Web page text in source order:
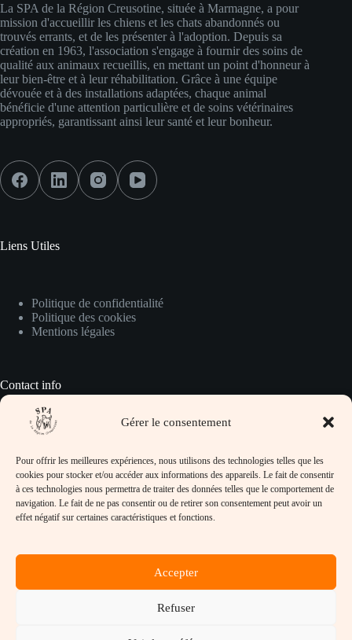
Gérer le consentement
Pour offrir les meilleures expériences, nous utilisons des technologies telles que les
cookies pour stocker et/ou accéder aux informations des appareils. Le fait de consentir
à ces technologies nous permettra de traiter des données telles que le comportement de
navigation. Le fait de ne pas consentir ou de retirer son consentement peut avoir un
effet négatif sur certaines caractéristiques et fonctions.
Accepter
Refuser
La SPA de la Région Creusotine, située à Marmagne, a pour
mission d'accueillir les chiens et les chats abandonnés ou
trouvés errants, et de les présenter à l'adoption. Depuis sa
création en 1963, l'association s'engage à fournir des soins de
qualité aux animaux recueillis, en mettant un point d'honneur à
leur bien-être et à leur réhabilitation. Grâce à une équipe
dévouée et à des installations adaptées, chaque animal
bénéficie d'une attention particulière et de soins vétérinaires
appropriés, garantissant ainsi leur santé et leur bonheur.
Liens Utiles
Politique de confidentialité
Politique des cookies
Mentions légales
Contact info
Adresse :
SPA de la Région Creusotine, 32 rue Jean
Lafoy, 71710 Marmagne
Téléphone :
refuge@spacreusot.fr
Horaires d’ouverture :
Lundi, Mardi, Mercredi, Vendredi et Samedi de